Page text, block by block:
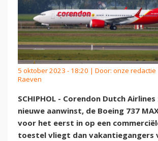
5 oktober 2023 - 18:20 | Door: onze redactie
Raeven
SCHIPHOL - Corendon Dutch
nieuwe aanwinst, de Boeing 737
voor het eerst in op een
toestel vliegt dan vakantiegangers